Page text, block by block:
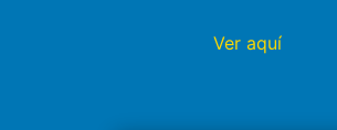
Ver aquí